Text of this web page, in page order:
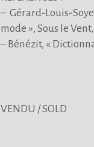
– Gérard-Louis-
mode », Sous le
– Bénézit, «
VENDU / SOLD